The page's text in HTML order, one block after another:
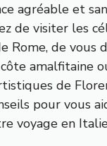
agréable et
de visiter les
Rome, de vous
amalfitaine
de
pour vous
voyage en